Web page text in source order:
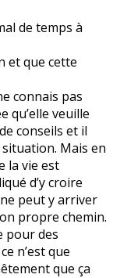
de temps à
et que cette
connais pas
qu’elle veuille
conseils et il
situation. Mais en
la vie est
d’y croire
peut y arriver
propre chemin.
pour des
n’est que
que ça